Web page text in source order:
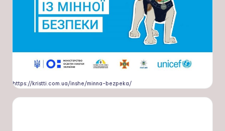
https://kristti.com.ua/inshe/minna-bezpeka/